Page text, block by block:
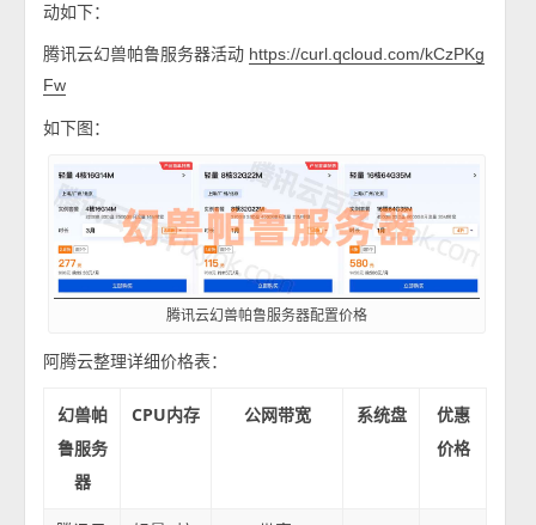
动如下：
腾讯云幻兽帕鲁服务器活动 https://curl.qcloud.com/kCzPKg
Fw
如下图：
腾讯云幻兽帕鲁服务器配置价格
阿腾云整理详细价格表：
幻兽帕
鲁服务
器
CPU内存 公网带宽 系统盘
优惠
价格